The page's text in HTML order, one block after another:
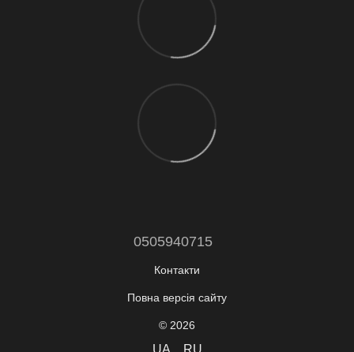
0505940715
Контакти
Повна версія сайту
© 2026
UA RU